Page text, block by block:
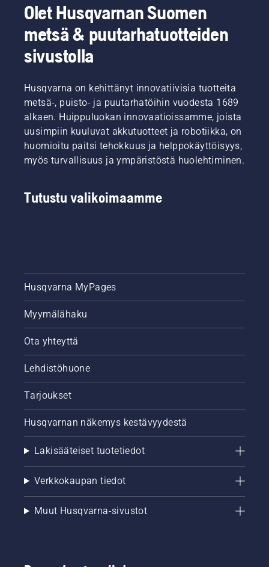
Olet Husqvarnan Suomen
metsä & puutarhatuotteiden
sivustolla
Husqvarna on kehittänyt innovatiivisia tuotteita
metsä-, puisto- ja puutarhatöihin vuodesta 1689
alkaen. Huippuluokan innovaatioissamme, joista
uusimpiin kuuluvat akkutuotteet ja robotiikka, on
huomioitu paitsi tehokkuus ja helppokäyttöisyys,
myös turvallisuus ja ympäristöstä huolehtiminen.
Tutustu valikoimaamme
Husqvarna MyPages
Myymälähaku
Ota yhteyttä
Lehdistöhuone
Tarjoukset
Husqvarnan näkemys kestävyydestä
Lakisääteiset tuotetiedot
Verkkokaupan tiedot
Muut Husqvarna-sivustot